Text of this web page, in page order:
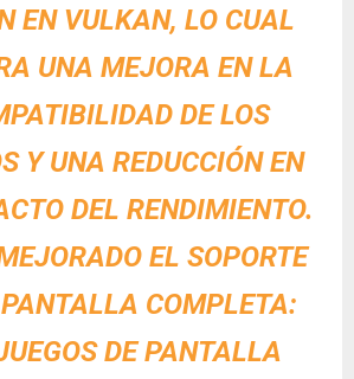
EN VULKAN, LO CUAL
UNA MEJORA EN LA
DE LOS
Y UNA REDUCCIÓN EN
DEL RENDIMIENTO.
EL SOPORTE
COMPLETA:
DE PANTALLA